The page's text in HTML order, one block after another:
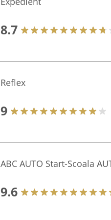
8.7
Reflex
9
ABC AUTO Start-Scoala
9.6